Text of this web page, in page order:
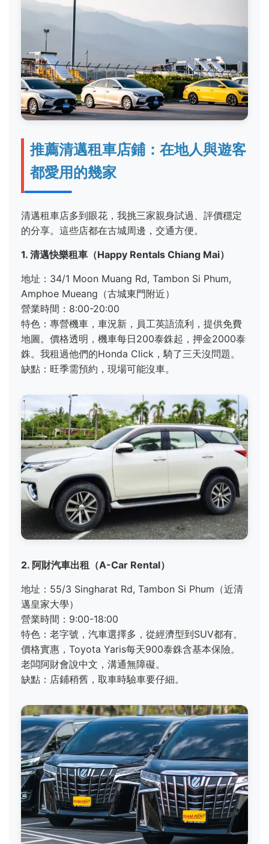
推薦清邁租車店鋪：在地人與遊客
都愛用的幾家
清邁租車店多到眼花，我挑三家親身試過、評價穩定
的分享。這些店都在古城周邊，交通方便。
1. 清邁快樂租車（Happy Rentals Chiang Mai）
地址：34/1 Moon Muang Rd, Tambon Si Phum,
Amphoe Mueang（古城東門附近）
營業時間：8:00-20:00
特色：專營機車，車況新，員工英語流利，提供免費
地圖。價格透明，機車每日200泰銖起，押金2000泰
銖。我租過他們的Honda Click，騎了三天沒問題。
缺點：旺季需預約，現場可能沒車。
2. 阿財汽車出租（A-Car Rental）
地址：55/3 Singharat Rd, Tambon Si Phum（近清
邁皇家大學）
營業時間：9:00-18:00
特色：老字號，汽車選擇多，從經濟型到SUV都有。
價格實惠，Toyota Yaris每天900泰銖含基本保險。
老闆阿財會說中文，溝通無障礙。
缺點：店鋪稍舊，取車時驗車要仔細。